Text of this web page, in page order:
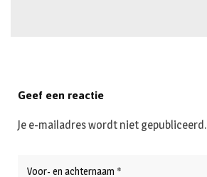
Geef een reactie
Je e-mailadres wordt niet gepubliceerd.